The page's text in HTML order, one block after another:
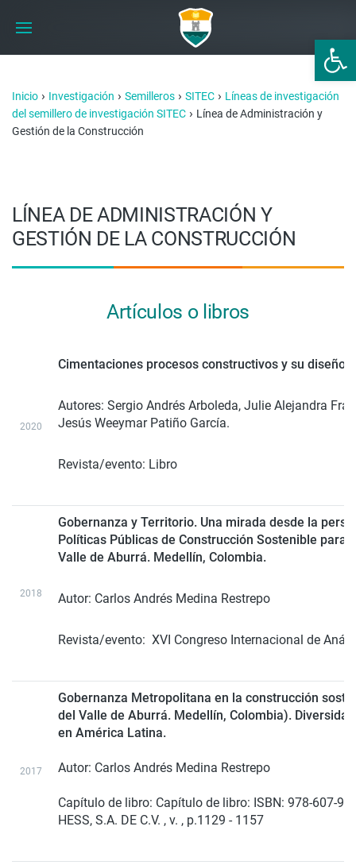
Abrir
Inicio › Investigación › Semilleros › SITEC › Líneas de investigación
del semillero de investigación SITEC › Línea de Administración y
Gestión de la Construcción
LÍNEA DE ADMINISTRACIÓN Y
GESTIÓN DE LA CONSTRUCCIÓN
Artículos o libros
2020
Cimentaciones procesos constructivos y su diseño
Autores: Sergio Andrés Arboleda, Julie Alejandra
Jesús Weeymar Patiño García.
Revista/evento: Libro
2018
Gobernanza y Territorio. Una mirada desde la
Políticas Públicas de Construcción Sostenible para
Valle de Aburrá. Medellín, Colombia.
Autor: Carlos Andrés Medina Restrepo
Revista/evento: XVI Congreso Internacional de
2017
Gobernanza Metropolitana en la construcción
del Valle de Aburrá. Medellín, Colombia).
en América Latina.
Autor: Carlos Andrés Medina Restrepo
Capítulo de libro: Capítulo de libro: ISBN: 978-607-
HESS, S.A. DE C.V. , v. , p.1129 - 1157